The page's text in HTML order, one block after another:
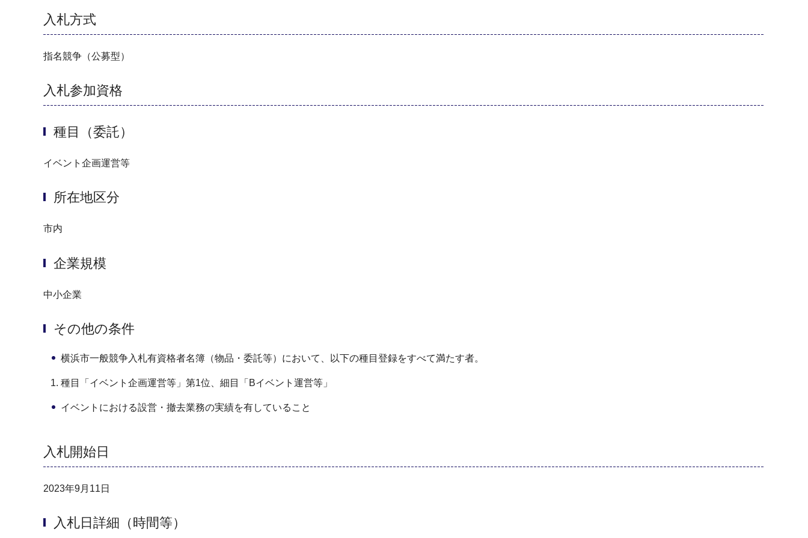
入札方式
指名競争（公募型）
入札参加資格
種目（委託）
イベント企画運営等
所在地区分
市内
企業規模
中小企業
その他の条件
横浜市一般競争入札有資格者名簿（物品・委託等）において、以下の種目登録をすべて満たす者。
種目「イベント企画運営等」第1位、細目「Bイベント運営等」
イベントにおける設営・撤去業務の実績を有していること
入札開始日
2023年9月11日
入札日詳細（時間等）